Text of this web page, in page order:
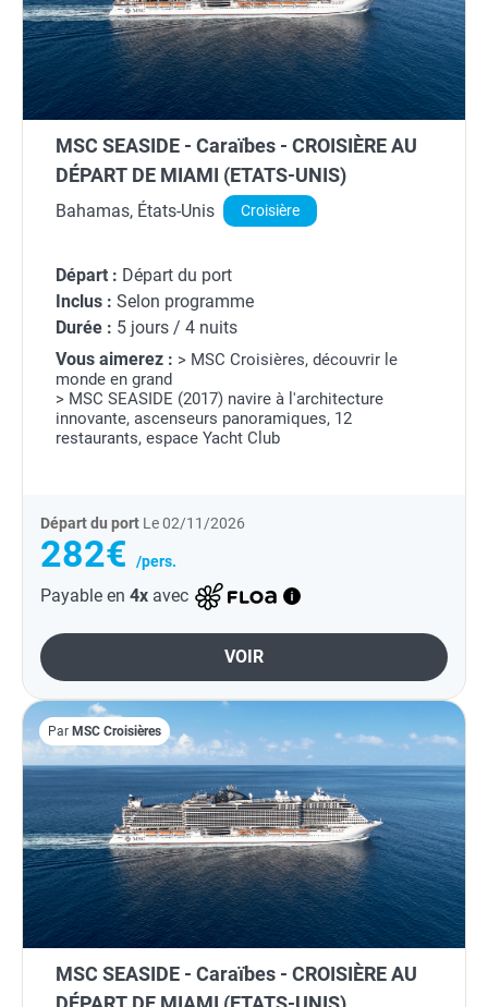
MSC SEASIDE - Caraïbes - CROISIÈRE AU
DÉPART DE MIAMI (ETATS-UNIS)
Bahamas, États-Unis Croisière
Départ : Départ du port
Inclus : Selon programme
Durée : 5 jours / 4 nuits
Vous aimerez : > MSC Croisières, découvrir le
monde en grand
> MSC SEASIDE (2017) navire à l'architecture
innovante, ascenseurs panoramiques, 12
restaurants, espace Yacht Club
Départ du port Le 02/11/2026
282€ /pers.
Payable en 4x avec
VOIR
Par MSC Croisières
MSC SEASIDE - Caraïbes - CROISIÈRE AU